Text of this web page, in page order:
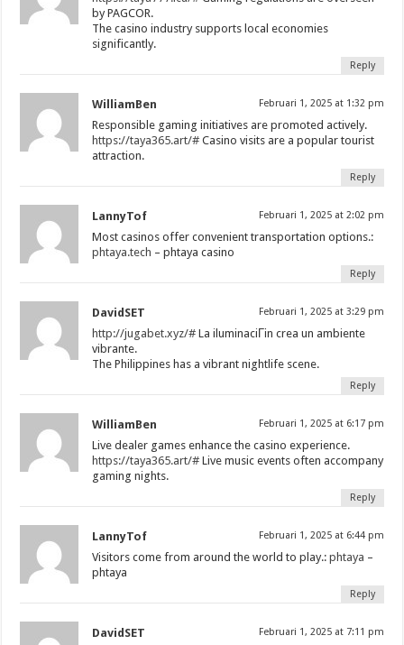
by PAGCOR.
The casino industry supports local economies
significantly.
Reply
WilliamBen Februari 1, 2025 at 1:32 pm
Responsible gaming initiatives are promoted actively.
https://taya365.art/# Casino visits are a popular tourist
attraction.
Reply
LannyTof Februari 1, 2025 at 2:02 pm
Most casinos offer convenient transportation options.:
phtaya.tech – phtaya casino
Reply
DavidSET Februari 1, 2025 at 3:29 pm
http://jugabet.xyz/# La iluminaciГіn crea un ambiente
vibrante.
The Philippines has a vibrant nightlife scene.
Reply
WilliamBen Februari 1, 2025 at 6:17 pm
Live dealer games enhance the casino experience.
https://taya365.art/# Live music events often accompany
gaming nights.
Reply
LannyTof Februari 1, 2025 at 6:44 pm
Visitors come from around the world to play.:phtaya –
phtaya
Reply
DavidSET Februari 1, 2025 at 7:11 pm